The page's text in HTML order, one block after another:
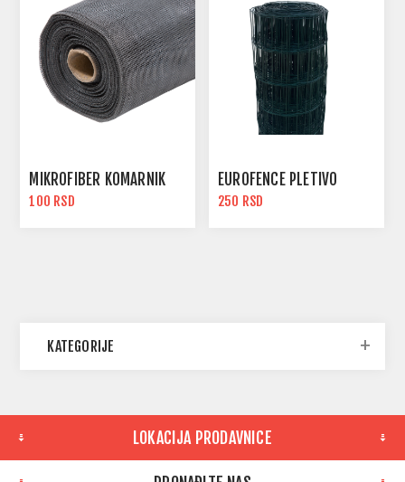
MIKROFIBER KOMARNIK
100 RSD
EUROFENCE PLETIVO
250 RSD
KATEGORIJE
LOKACIJA PRODAVNICE